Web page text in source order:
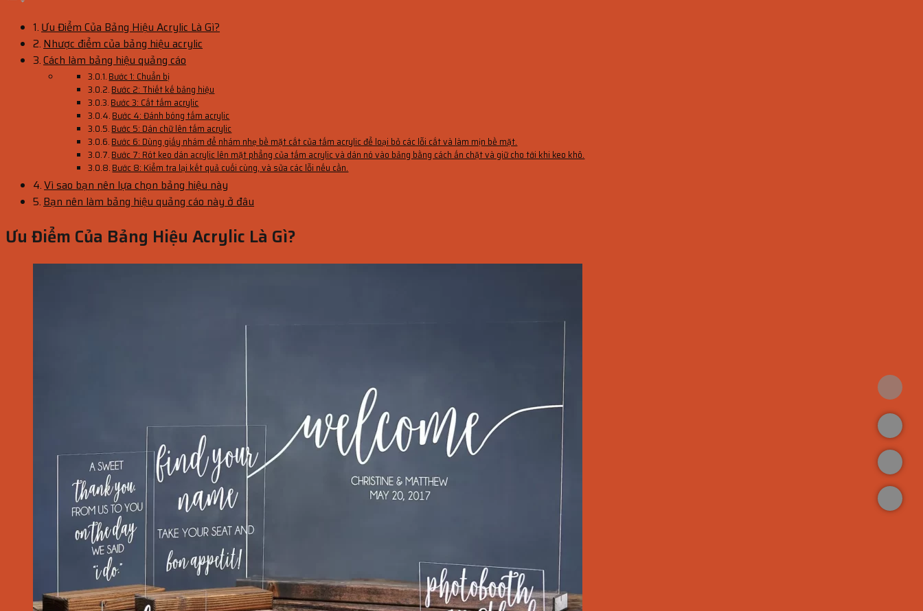
Ưu Điểm Của Bảng Hiệu Acrylic Là Gì?
Nhược điểm của bảng hiệu acrylic
Cách làm bảng hiệu quảng cáo
Bước 1: Chuẩn bị
Bước 2: Thiết kế bảng hiệu
Bước 3: Cắt tấm acrylic
Bước 4: Đánh bóng tấm acrylic
Bước 5: Dán chữ lên tấm acrylic
Bước 6: Dùng giấy nhám để nhám nhẹ bề mặt cắt của tấm acrylic để loại bỏ các lỗi cắt và làm mịn bề mặt.
Bước 7: Rót keo dán acrylic lên mặt phẳng của tấm acrylic và dán nó vào bảng bằng cách ấn chặt và giữ cho tới khi keo khô.
Bước 8: Kiểm tra lại kết quả cuối cùng, và sửa các lỗi nếu cần.
Vì sao bạn nên lựa chọn bảng hiệu này
Bạn nên làm bảng hiệu quảng cáo này ở đâu
Ưu Điểm Của Bảng Hiệu Acrylic Là Gì?